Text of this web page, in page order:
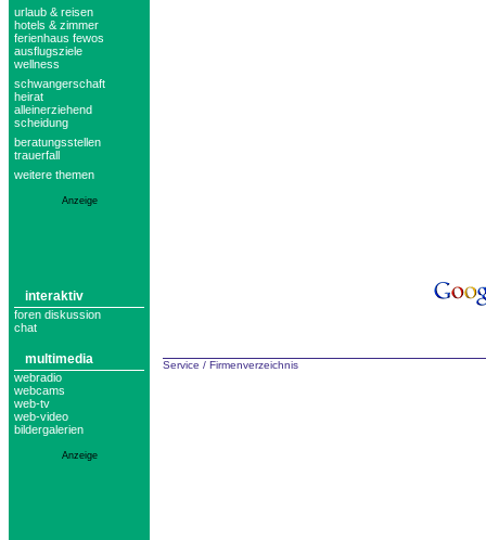
urlaub & reisen
hotels & zimmer
ferienhaus fewos
ausflugsziele
wellness
schwangerschaft
heirat
alleinerziehend
scheidung
beratungsstellen
trauerfall
weitere themen
Anzeige
interaktiv
foren diskussion
chat
multimedia
webradio
webcams
web-tv
web-video
bildergalerien
Anzeige
Service / Firmenverzeichnis